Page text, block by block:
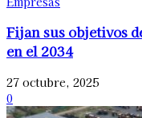
Fijan sus objetivos
en el 2034
27 octubre, 2025
0